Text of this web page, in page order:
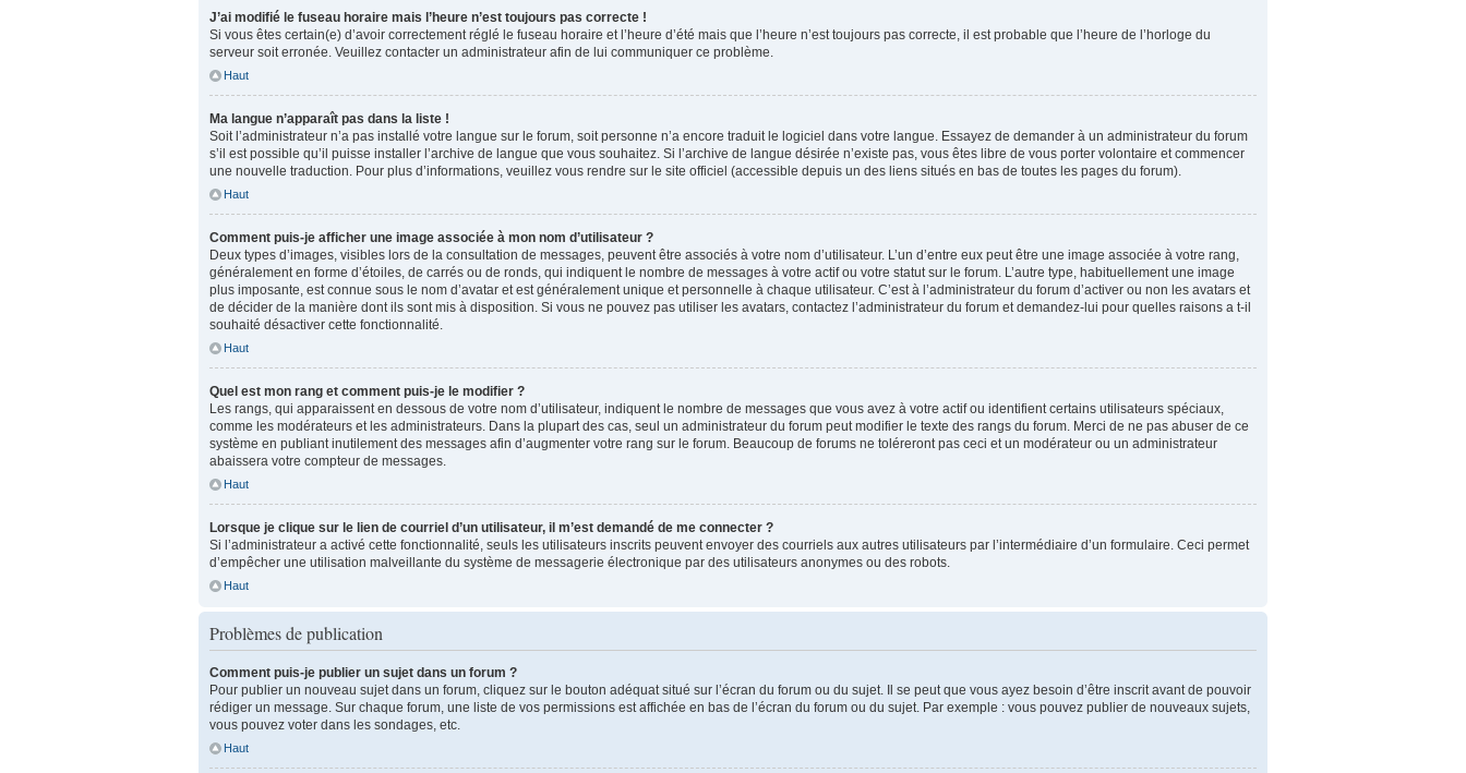
J’ai modifié le fuseau horaire mais l’heure n’est toujours pas correcte !
Si vous êtes certain(e) d’avoir correctement réglé le fuseau horaire et l’heure d’été mais que l’heure n’est toujours pas correcte, il est probable que l’heure de l’horloge du
serveur soit erronée. Veuillez contacter un administrateur afin de lui communiquer ce problème.
Haut
Ma langue n’apparaît pas dans la liste !
Soit l’administrateur n’a pas installé votre langue sur le forum, soit personne n’a encore traduit le logiciel dans votre langue. Essayez de demander à un administrateur du forum
s’il est possible qu’il puisse installer l’archive de langue que vous souhaitez. Si l’archive de langue désirée n’existe pas, vous êtes libre de vous porter volontaire et commencer
une nouvelle traduction. Pour plus d’informations, veuillez vous rendre sur le site officiel (accessible depuis un des liens situés en bas de toutes les pages du forum).
Haut
Comment puis-je afficher une image associée à mon nom d’utilisateur ?
Deux types d’images, visibles lors de la consultation de messages, peuvent être associés à votre nom d’utilisateur. L’un d’entre eux peut être une image associée à votre rang,
généralement en forme d’étoiles, de carrés ou de ronds, qui indiquent le nombre de messages à votre actif ou votre statut sur le forum. L’autre type, habituellement une image
plus imposante, est connue sous le nom d’avatar et est généralement unique et personnelle à chaque utilisateur. C’est à l’administrateur du forum d’activer ou non les avatars et
de décider de la manière dont ils sont mis à disposition. Si vous ne pouvez pas utiliser les avatars, contactez l’administrateur du forum et demandez-lui pour quelles raisons a t-il
souhaité désactiver cette fonctionnalité.
Haut
Quel est mon rang et comment puis-je le modifier ?
Les rangs, qui apparaissent en dessous de votre nom d’utilisateur, indiquent le nombre de messages que vous avez à votre actif ou identifient certains utilisateurs spéciaux,
comme les modérateurs et les administrateurs. Dans la plupart des cas, seul un administrateur du forum peut modifier le texte des rangs du forum. Merci de ne pas abuser de ce
système en publiant inutilement des messages afin d’augmenter votre rang sur le forum. Beaucoup de forums ne toléreront pas ceci et un modérateur ou un administrateur
abaissera votre compteur de messages.
Haut
Lorsque je clique sur le lien de courriel d’un utilisateur, il m’est demandé de me connecter ?
Si l’administrateur a activé cette fonctionnalité, seuls les utilisateurs inscrits peuvent envoyer des courriels aux autres utilisateurs par l’intermédiaire d’un formulaire. Ceci permet
d’empêcher une utilisation malveillante du système de messagerie électronique par des utilisateurs anonymes ou des robots.
Haut
Problèmes de publication
Comment puis-je publier un sujet dans un forum ?
Pour publier un nouveau sujet dans un forum, cliquez sur le bouton adéquat situé sur l’écran du forum ou du sujet. Il se peut que vous ayez besoin d’être inscrit avant de pouvoir
rédiger un message. Sur chaque forum, une liste de vos permissions est affichée en bas de l’écran du forum ou du sujet. Par exemple : vous pouvez publier de nouveaux sujets,
vous pouvez voter dans les sondages, etc.
Haut